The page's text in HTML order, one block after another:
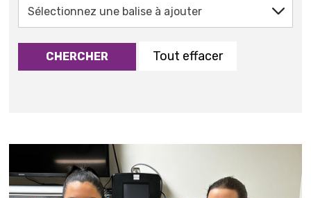
CHERCHER Tout effacer